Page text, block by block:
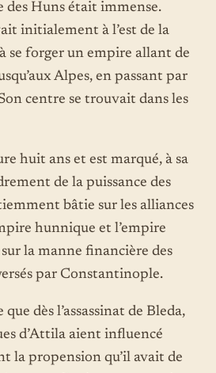
des Huns était immense.
initialement à l’est de la
se forger un empire allant de
Alpes, en passant par
centre se trouvait dans les
huit ans et est marqué, à sa
de la puissance des
bâtie sur les alliances
hunnique et l’empire
la manne financière des
par Constantinople.
dès l’assassinat de Bleda,
d’Attila aient influencé
la propension qu’il avait de